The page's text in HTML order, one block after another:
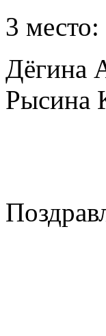
3 место:
Дёгина
Рысина